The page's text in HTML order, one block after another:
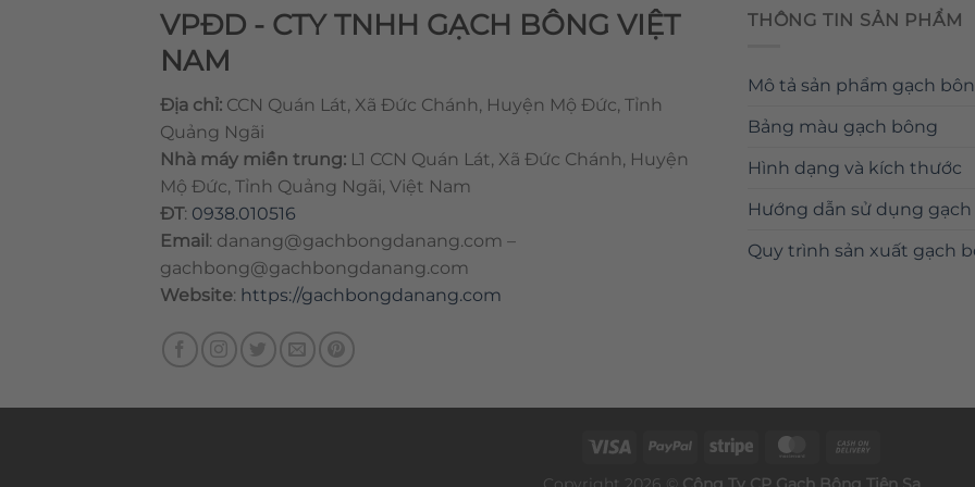
VPĐD - CTY TNHH GẠCH BÔNG VIỆT
NAM
Địa chỉ: CCN Quán Lát, Xã Đức Chánh, Huyện Mộ Đức, Tỉnh
Quảng Ngãi
Nhà máy miền trung: L1 CCN Quán Lát, Xã Đức Chánh, Huyện
Mộ Đức, Tỉnh Quảng Ngãi, Việt Nam
ĐT: 0938.010516
Email : danang@gachbongdanang.com –
gachbong@gachbongdanang.com
Website: https://gachbongdanang.com
THÔNG TIN SẢN PHẨM
Mô tả sản phẩm gạch
Bảng màu gạch bông
Hình dạng và kích thước
Hướng dẫn sử dụng
Quy trình sản xuất gạch